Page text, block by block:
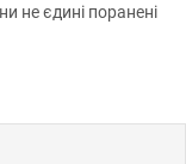
не єдині поранені